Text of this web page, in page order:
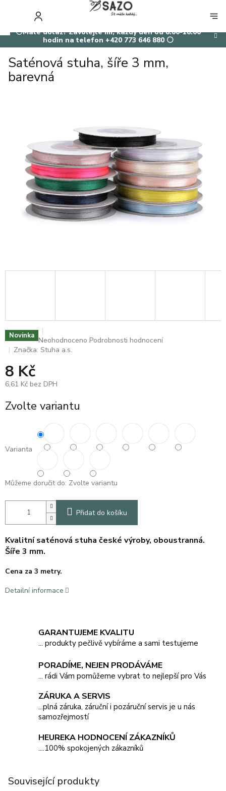
⚪Máte dotaz? Zavolejte mi, každý den od 8:00-18:00
hodin na telefon +420 773 646 880 ⚪
KOŠÍK
Saténová stuha, šíře 3 mm,
barevná
Novinka Průměrné
hodnocení
z
hvězdiček.
Neohodnoceno Podrobnosti hodnocení
Značka: Stuha a.s.
8 Kč
6,61 Kč bez DPH
cena:
Zvolte variantu
Varianta
Můžeme doručit do: Zvolte variantu
Přidat do košíku
Kvalitní saténová stuha české výroby, oboustranná.
Šíře 3 mm.
Cena za 3 metry.
Detailní informace
GARANTUJEME KVALITU
... produkty pečlivě vybíráme a sami testujeme
PORADÍME, NEJEN PRODÁVÁME
... rádi Vám pomůžeme vybrat to nejlepší pro Vás
ZÁRUKA A SERVIS
...plná záruka, záruční i pozáruční servis je u nás
samozřejmostí
HEUREKA HODNOCENÍ ZÁKAZNÍKŮ
....100% spokojených zákazníků
Související produkty